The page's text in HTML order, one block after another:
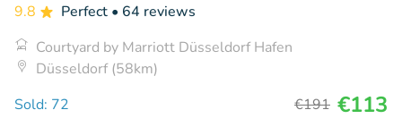
9.8 Perfect • 64 reviews
Courtyard by Marriott Düsseldorf Hafen
Düsseldorf (58km)
Sold: 72
€191 €113